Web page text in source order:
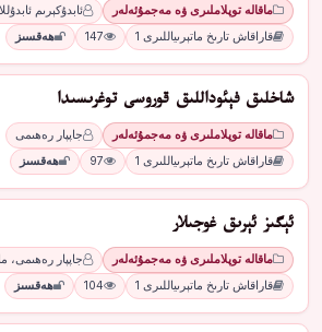
ماقالە توپلاملىرى ۋە مەجمۇئەلەر
ئابدۇكېرىم
قاراقاش تارىخ ماتېرىياللىرى 1
147 ھەقسىز
شاخلىق فېئوداللىق قوروسى توغرىسىدا
ماقالە توپلاملىرى ۋە مەجمۇئەلەر
جاپپار رەھىمى
قاراقاش تارىخ ماتېرىياللىرى 1
97 ھەقسىز
ئېگىز ئېرىق غوجىلار
ماقالە توپلاملىرى ۋە مەجمۇئەلەر
جاپپار
قاراقاش تارىخ ماتېرىياللىرى 1
104 ھەقسىز